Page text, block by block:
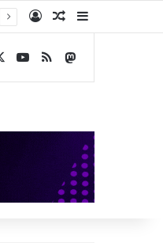
AnmeldenZufälliger
YouTube
RSS